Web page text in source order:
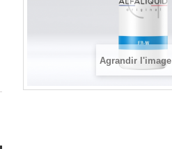
Agrandir l'image